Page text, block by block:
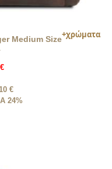
Medium Size
€
24%